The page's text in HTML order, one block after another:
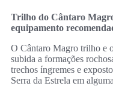
Trilho do Cântaro
equipamento
O Cântaro Magro trilho e
subida a formações
trechos íngremes e
Serra da Estrela em